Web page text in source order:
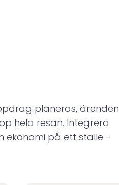
planeras, ärenden
hela resan. Integrera
ekonomi på ett ställe -